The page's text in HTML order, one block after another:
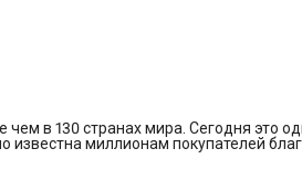
в 130 странах мира. Сегодня это
известна миллионам покупателей